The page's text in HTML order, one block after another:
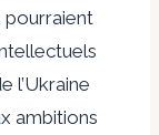
pourraient
l’Ukraine
ambitions